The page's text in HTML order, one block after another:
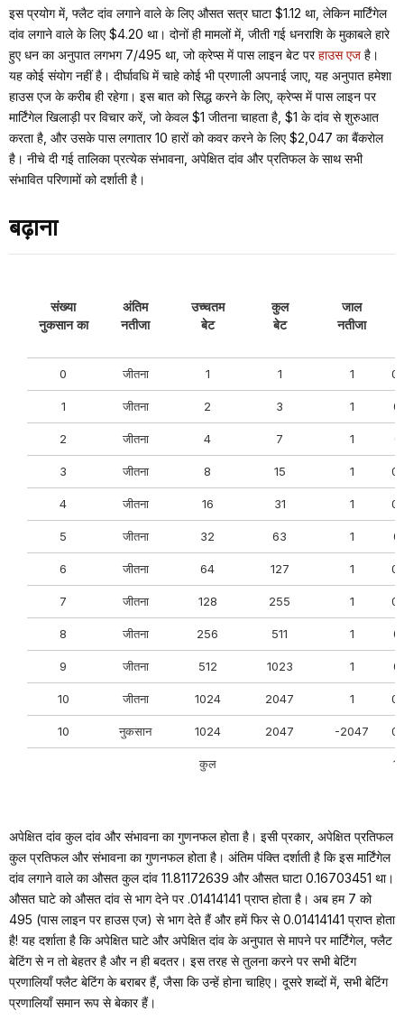
इस प्रयोग में, फ्लैट दांव लगाने वाले के लिए औसत सत्र घाटा $1.12 था, लेकिन मार्टिंगेल
दांव लगाने वाले के लिए $4.20 था। दोनों ही मामलों में, जीती गई धनराशि के मुकाबले हारे
हुए धन का अनुपात लगभग 7/495 था, जो क्रेप्स में पास लाइन बेट परहाउस एज है।
यह कोई संयोग नहीं है। दीर्घावधि में चाहे कोई भी प्रणाली अपनाई जाए, यह अनुपात हमेशा
हाउस एज के करीब ही रहेगा। इस बात को सिद्ध करने के लिए, क्रेप्स में पास लाइन पर
मार्टिंगेल खिलाड़ी पर विचार करें, जो केवल $1 जीतना चाहता है, $1 के दांव से शुरुआत
करता है, और उसके पास लगातार 10 हारों को कवर करने के लिए $2,047 का बैंकरोल
है। नीचे दी गई तालिका प्रत्येक संभावना, अपेक्षित दांव और प्रतिफल के साथ सभी
संभावित परिणामों को दर्शाती है।
बढ़ाना
संख्या
नुकसान का
अंतिम
नतीजा
उच्चतम
बेट
कुल
बेट
जाल
नतीजा
0 जीतना 1 1 1
1 जीतना 2 3 1
2 जीतना 4 7 1
3 जीतना 8 15 1
4 जीतना 16 31 1
5 जीतना 32 63 1
6 जीतना 64 127 1
7 जीतना 128 255 1
8 जीतना 256 511 1
9 जीतना 512 1023 1
10 जीतना 1024 2047 1
10 नुकसान 1024 2047 -2047
कुल
अपेक्षित दांव कुल दांव और संभावना का गुणनफल होता है। इसी प्रकार, अपेक्षित प्रतिफल
कुल प्रतिफल और संभावना का गुणनफल होता है। अंतिम पंक्ति दर्शाती है कि इस मार्टिंगेल
दांव लगाने वाले का औसत कुल दांव 11.81172639 और औसत घाटा 0.16703451 था।
औसत घाटे को औसत दांव से भाग देने पर .01414141 प्राप्त होता है। अब हम 7 को
495 (पास लाइन पर हाउस एज) से भाग देते हैं और हमें फिर से 0.01414141 प्राप्त होता
है! यह दर्शाता है कि अपेक्षित घाटे और अपेक्षित दांव के अनुपात से मापने पर मार्टिंगेल, फ्लैट
बेटिंग से न तो बेहतर है और न ही बदतर। इस तरह से तुलना करने पर सभी बेटिंग
प्रणालियाँ फ्लैट बेटिंग के बराबर हैं, जैसा कि उन्हें होना चाहिए। दूसरे शब्दों में, सभी बेटिंग
प्रणालियाँ समान रूप से बेकार हैं।